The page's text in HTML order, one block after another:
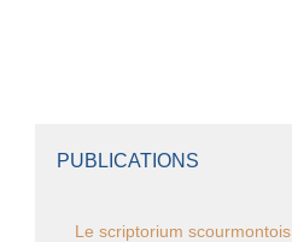
PUBLICATIONS
Le scriptorium scourmontois